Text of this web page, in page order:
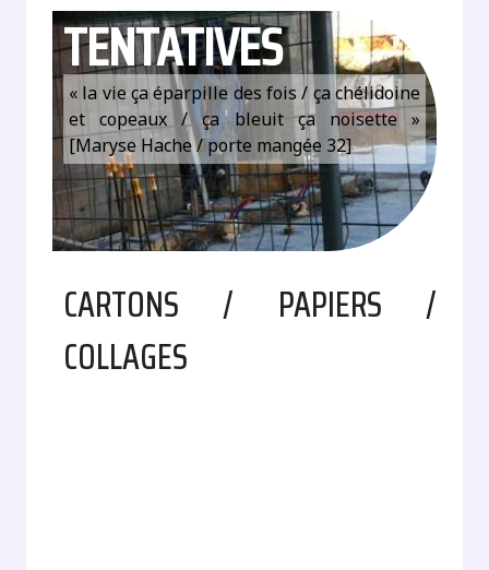
TENTATIVES
« la vie ça éparpille des fois / ça chélidoine
et copeaux / ça bleuit ça noisette »
[Maryse Hache / porte mangée 32]
CARTONS / PAPIERS /
COLLAGES